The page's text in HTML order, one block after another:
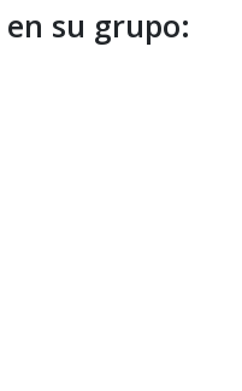
su grupo: